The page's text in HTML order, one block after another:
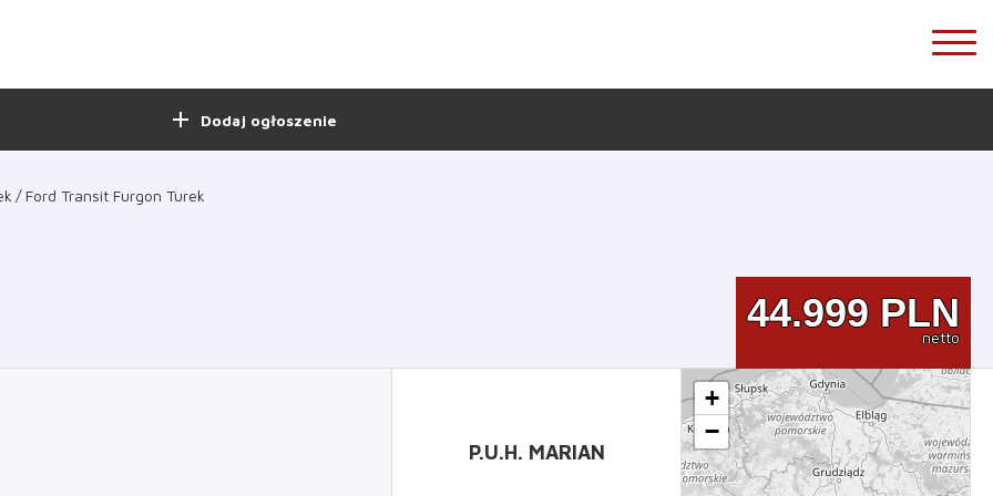
add Dodaj ogłoszenie
Ford Transit Furgon Turek
44.999 PLN
netto
P.U.H. MARIAN
+
−